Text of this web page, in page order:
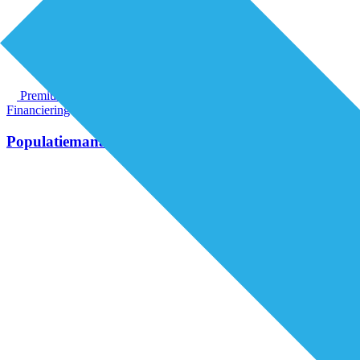
Premium
Financiering
Populatiemanagement: investering nodig